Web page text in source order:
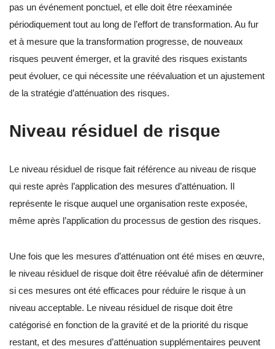
pas un événement ponctuel, et elle doit être réexaminée
périodiquement tout au long de l’effort de transformation. Au fur
et à mesure que la transformation progresse, de nouveaux
risques peuvent émerger, et la gravité des risques existants
peut évoluer, ce qui nécessite une réévaluation et un ajustement
de la stratégie d’atténuation des risques.
Niveau résiduel de risque
Le niveau résiduel de risque fait référence au niveau de risque
qui reste après l’application des mesures d’atténuation. Il
représente le risque auquel une organisation reste exposée,
même après l’application du processus de gestion des risques.
Une fois que les mesures d’atténuation ont été mises en œuvre,
le niveau résiduel de risque doit être réévalué afin de déterminer
si ces mesures ont été efficaces pour réduire le risque à un
niveau acceptable. Le niveau résiduel de risque doit être
catégorisé en fonction de la gravité et de la priorité du risque
restant, et des mesures d’atténuation supplémentaires peuvent